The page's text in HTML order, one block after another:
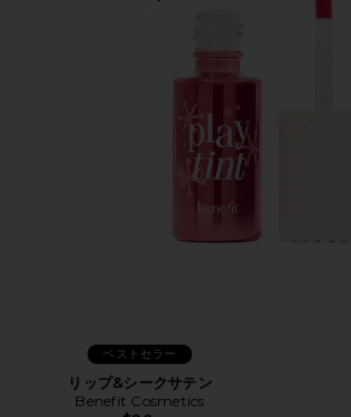
Favorite リップ&シークサテン
ベストセラー
リップ&シークサテン
Benefit Cosmetics